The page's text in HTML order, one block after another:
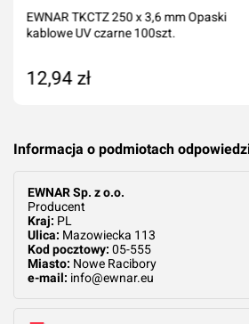
EWNAR TKCTZ 250 x 3,6 mm Opaski
kablowe UV czarne 100szt.
12,94 zł
Informacja o podmiotach
EWNAR Sp. z o.o.
Producent
Kraj: PL
Ulica: Mazowiecka 113
Kod pocztowy: 05-555
Miasto: Nowe Racibory
e-mail: info@ewnar.eu